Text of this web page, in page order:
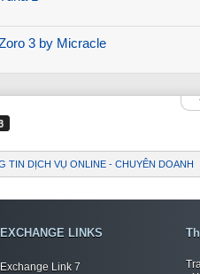
3 by Micracle
TIN DỊCH VỤ ONLINE - CHUYÊN DOANH
EXCHANGE LINKS
Exchange Link 7